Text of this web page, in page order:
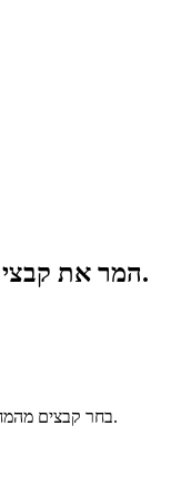
המר את קבצי מסמך שלך בקלות וללא תשלום.
בחר קבצים מהמחשב שלך או גרור והשאר כאן כדי להתחיל במרה.